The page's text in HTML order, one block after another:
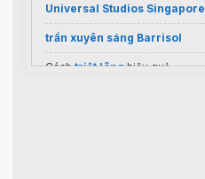
Universal Studios Singapore
trần xuyên sáng Barrisol
Cáchtriệt lônghiệu quả